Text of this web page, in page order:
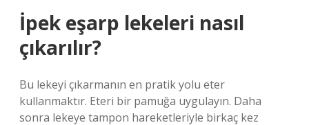
İpek eşarp lekeleri nasıl
çıkarılır?
Bu lekeyi çıkarmanın en pratik yolu eter
kullanmaktır. Eteri bir pamuğa uygulayın. Daha
sonra lekeye tampon hareketleriyle birkaç kez